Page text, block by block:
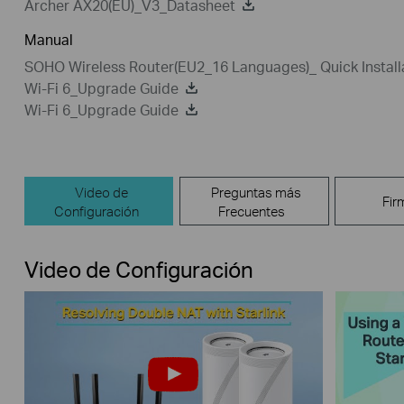
Archer AX20(EU)_V3_Datasheet
Manual
SOHO Wireless Router(EU2_16 Languages)_ Quick
Wi-Fi 6_Upgrade Guide
Wi-Fi 6_Upgrade Guide
Video de
Configuración
Preguntas más
Frecuentes
Video de Configuración